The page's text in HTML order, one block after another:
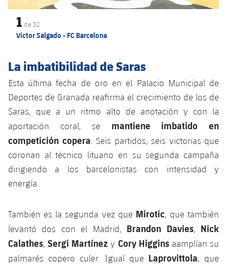
1 de32
Víctor Salgado - FC Barcelona
La imbatibilidad de Saras
Esta última fecha de oro en el Palacio Municipal de
Deportes de Granada reafirma el crecimiento de los de
Saras, que a un ritmo alto de anotación y con la
aportación coral, se mantiene imbatido en
competición copera . Seis partidos, seis victorias que
coronan al técnico lituano en su segunda campaña
dirigiendo a los barcelonistas con intensidad y
energía.
También es la segunda vez que Mirotic, que también
levantó dos con el Madrid, Brandon Davies, Nick
Calathes,Sergi Martínez y Cory Higginsaamplían su
palmarés copero culer. Igual que Laprovittola, que